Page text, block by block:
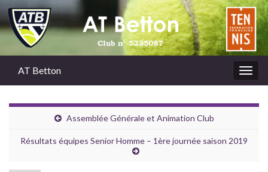
AT Betton
Assemblée Générale et Animation Club
Résultats équipes Senior Homme – 1ère journée saison 2019